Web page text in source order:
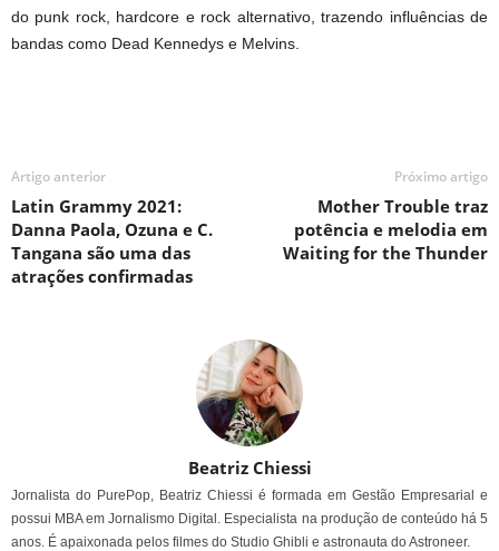
do punk rock, hardcore e rock alternativo, trazendo influências de
bandas como Dead Kennedys e Melvins.
Artigo anterior
Latin Grammy 2021:
Danna Paola, Ozuna e C.
Tangana são uma das
atrações confirmadas
Próximo artigo
Mother Trouble traz
potência e melodia em
Waiting for the Thunder
Beatriz Chiessi
Jornalista do PurePop, Beatriz Chiessi é formada em Gestão Empresarial e
possui MBA em Jornalismo Digital. Especialista na produção de conteúdo há 5
anos. É apaixonada pelos filmes do Studio Ghibli e astronauta do Astroneer.